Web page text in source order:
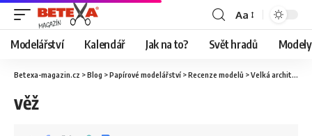
Aa
Modelářství Kalendář Jak na to? Svět hradů
Betexa-magazin.cz >Blog >Papírové modelářství >Recenze modelů >Velká architektura
věž